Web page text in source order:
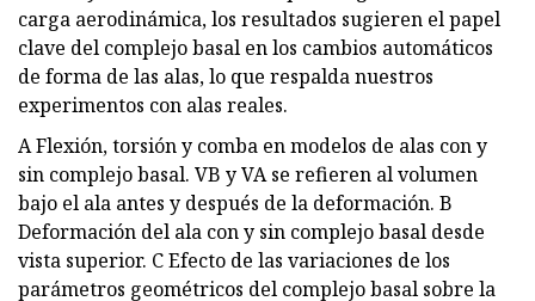
carga aerodinámica, los resultados sugieren el papel
clave del complejo basal en los cambios automáticos
de forma de las alas, lo que respalda nuestros
experimentos con alas reales.
A Flexión, torsión y comba en modelos de alas con y
sin complejo basal. VB y VA se refieren al volumen
bajo el ala antes y después de la deformación. B
Deformación del ala con y sin complejo basal desde
vista superior. C Efecto de las variaciones de los
parámetros geométricos del complejo basal sobre la